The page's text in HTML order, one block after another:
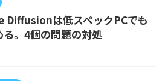
Diffusionは低スペックPCでも
る。4個の問題の対処